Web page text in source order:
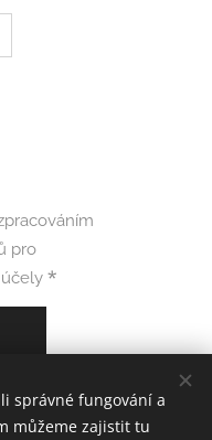
pro
správné fungování a
můžeme zajistit tu